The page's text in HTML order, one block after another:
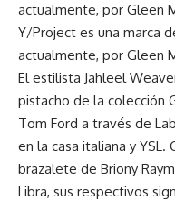
actualmente, por Gleen
Y/Project es una marca
actualmente, por Gleen
El estilista Jahleel
pistacho de la colección
Tom Ford a través de
en la casa italiana y
brazalete de Briony
Libra, sus respectivos